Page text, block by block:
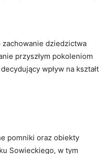
zachowanie dziedzictwa
przyszłym pokoleniom
wpływ na kształt
pomniki oraz obiekty
Sowieckiego, w tym